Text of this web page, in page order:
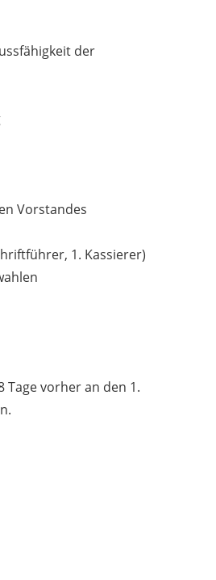
der
Vorstandes
1. Kassierer)
vorher an den 1.